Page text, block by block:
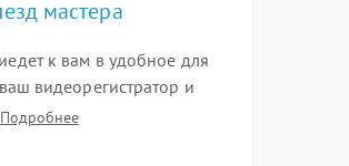
мастера
к вам в удобное для
видеорегистратор и
диагностики.
Подробнее